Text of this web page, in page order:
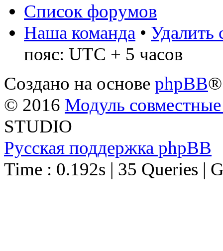
Список форумов
Наша команда • Удалить
пояс: UTC + 5 часов
Создано на основе phpBB®
© 2016 Модуль
STUDIO
Русская поддержка phpBB
Time : 0.192s | 35 Queries |